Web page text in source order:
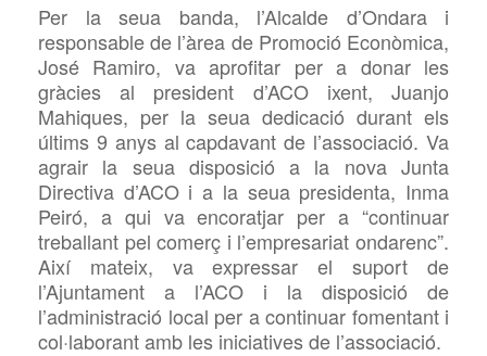
Per la seua banda, l’Alcalde d’Ondara i
responsable de l’àrea de Promoció Econòmica,
José Ramiro, va aprofitar per a donar les
gràcies al president d’ACO ixent, Juanjo
Mahiques, per la seua dedicació durant els
últims 9 anys al capdavant de l’associació. Va
agrair la seua disposició a la nova Junta
Directiva d’ACO i a la seua presidenta, Inma
Peiró, a qui va encoratjar per a “continuar
treballant pel comerç i l’empresariat ondarenc”.
Així mateix, va expressar el suport de
l’Ajuntament a l’ACO i la disposició de
l’administració local per a continuar fomentant i
col·laborant amb les iniciatives de l’associació.